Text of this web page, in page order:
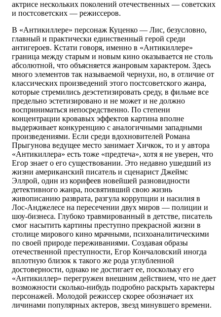
актрисе нескольких поколений отечественных — советских
и постсоветских — режиссеров.
В «Антикиллере» персонаж Куценко — Лис, безусловно,
главный и практически единственный герой среди
антигероев. Кстати говоря, именно в «Антикиллере»
граница между старым и новым кино оказывается не столь
абсолютной, что объясняется жанровым характером. Здесь
много элементов так называемой чернухи, но, в отличие от
классических произведений этого постсоветского жанра,
которые стремились деэстетизировать среду, в фильме все
предельно эстетизировано и не может и не должно
восприниматься непосредственно. По степени
концентрации кровавых эффектов картина вполне
выдерживает конкуренцию с аналогичными западными
произведениями. Если среди вдохновителей Романа
Прыгунова ведущее место занимает Хичкок, то и у автора
«Антикиллера» есть тоже «предтеча», хотя я не уверен, что
Егор знает о его существовании. Это недавно ушедший из
жизни американский писатель и сценарист Джеймс
Эллрой, один из корифеев новейшей разновидности
детективного жанра, посвятивший свою жизнь
живописанию разврата, разгула коррупции и насилия в
Лос-Анджелесе на пересечении двух миров — полиции и
шоу-бизнеса. Глубоко травмированный в детстве, писатель
смог насытить картины преступно прекрасной жизни в
столице мирового кино мрачными, психоаналитическими
по своей природе переживаниями. Создавая образы
отечественной преступности, Егор Кончаловский иногда
вплотную близок к такого же рода углубленной
достоверности, однако не достигает ее, поскольку его
«Антикиллер» перегружен внешним действием, что не дает
возможности сколько-нибудь подробно раскрыть характеры
персонажей. Молодой режиссер скорее обозначает их
личинами популярных актеров, звезд минувшего времени.